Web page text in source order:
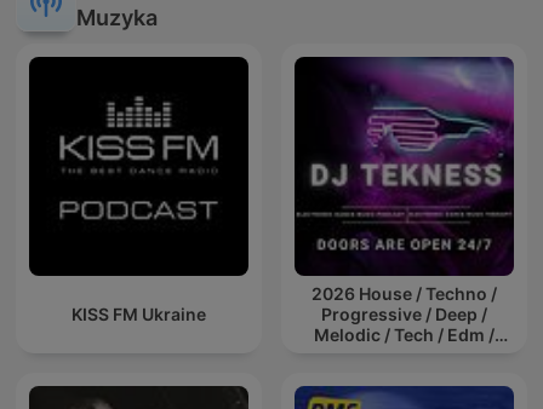
Muzyka
KISS FM Ukraine
2026 House / Techno /
Progressive / Deep /
Melodic / Tech / Edm /
Dance Musi